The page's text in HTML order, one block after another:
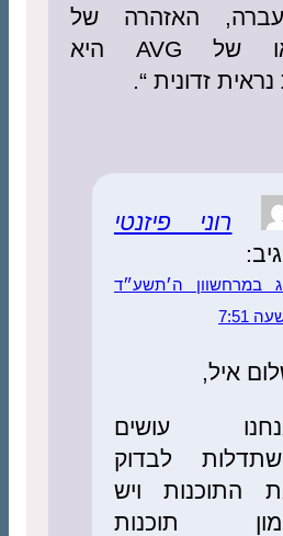
האזהרה של
ןןינדוס או של AVG היא
זדונית “.
רוני פיזנטי
במרחשוון ה׳תשע״ד
7:51
איל,
עושים
לבדוק
התוכנות ויש
תוכנות